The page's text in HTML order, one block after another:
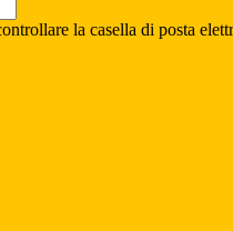
la casella di posta